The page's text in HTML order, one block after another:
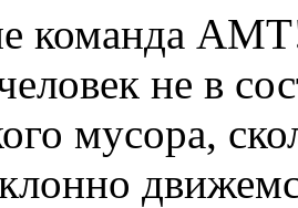
команда
не в
мусора,